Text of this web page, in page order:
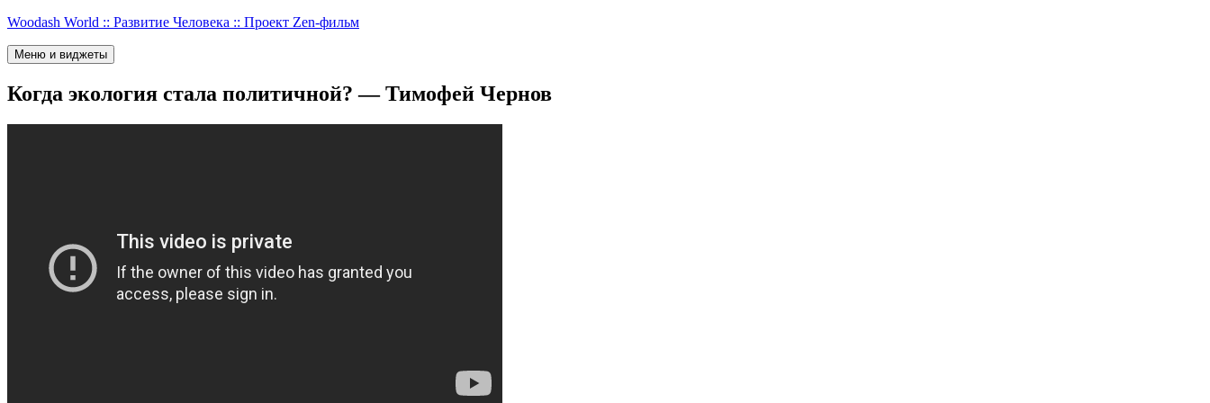
Перейти
содержимому
Woodash World :: Развитие Человека :: Проект Zen-фильм
Меню и виджеты
Когда экология стала политичной? — Тимофей Чернов